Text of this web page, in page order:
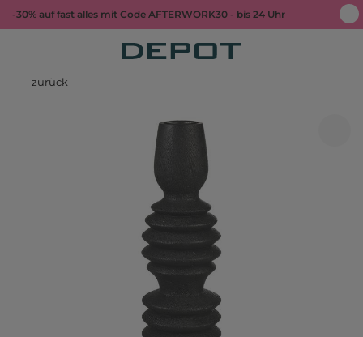
-30% auf fast alles mit Code AFTERWORK30 - bis 24 Uhr
zurück